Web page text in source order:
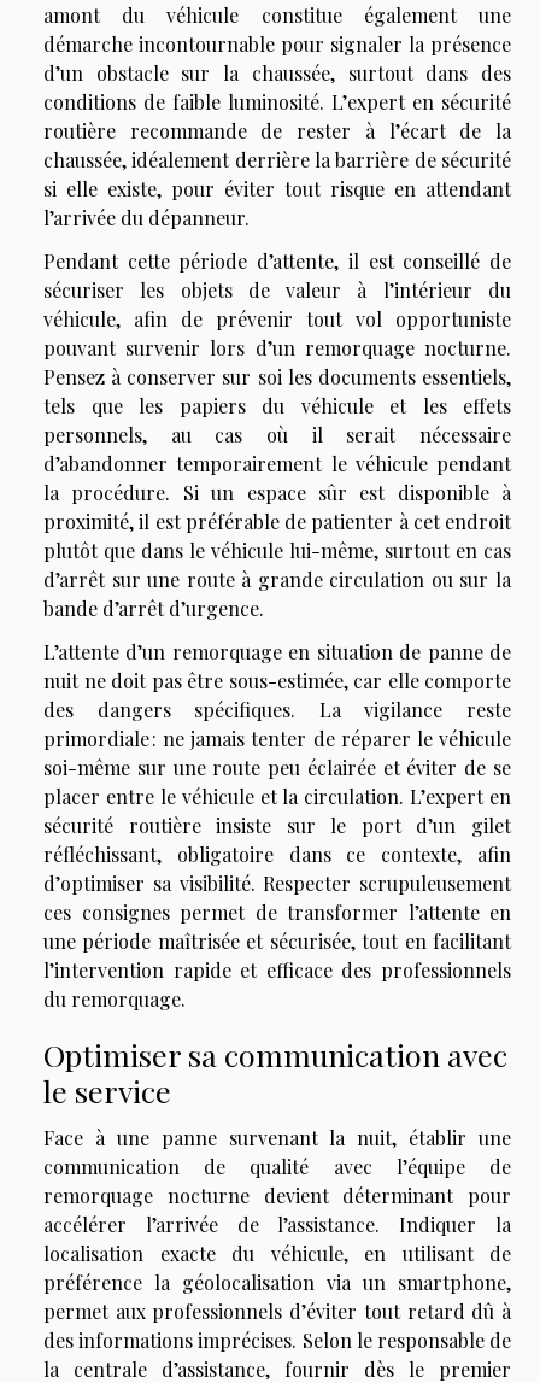
amont du véhicule constitue également une
démarche incontournable pour signaler la présence
d’un obstacle sur la chaussée, surtout dans des
conditions de faible luminosité. L’expert en sécurité
routière recommande de rester à l’écart de la
chaussée, idéalement derrière la barrière de sécurité
si elle existe, pour éviter tout risque en attendant
l’arrivée du dépanneur.
Pendant cette période d’attente, il est conseillé de
sécuriser les objets de valeur à l’intérieur du
véhicule, afin de prévenir tout vol opportuniste
pouvant survenir lors d’un remorquage nocturne.
Pensez à conserver sur soi les documents essentiels,
tels que les papiers du véhicule et les effets
personnels, au cas où il serait nécessaire
d’abandonner temporairement le véhicule pendant
la procédure. Si un espace sûr est disponible à
proximité, il est préférable de patienter à cet endroit
plutôt que dans le véhicule lui-même, surtout en cas
d’arrêt sur une route à grande circulation ou sur la
bande d’arrêt d’urgence.
L’attente d’un remorquage en situation de panne de
nuit ne doit pas être sous-estimée, car elle comporte
des dangers spécifiques. La vigilance reste
primordiale : ne jamais tenter de réparer le véhicule
soi-même sur une route peu éclairée et éviter de se
placer entre le véhicule et la circulation. L’expert en
sécurité routière insiste sur le port d’un gilet
réfléchissant, obligatoire dans ce contexte, afin
d’optimiser sa visibilité. Respecter scrupuleusement
ces consignes permet de transformer l’attente en
une période maîtrisée et sécurisée, tout en facilitant
l’intervention rapide et efficace des professionnels
du remorquage.
Optimiser sa communication avec
le service
Face à une panne survenant la nuit, établir une
communication de qualité avec l’équipe de
remorquage nocturne devient déterminant pour
accélérer l’arrivée de l’assistance. Indiquer la
localisation exacte du véhicule, en utilisant de
préférence la géolocalisation via un smartphone,
permet aux professionnels d’éviter tout retard dû à
des informations imprécises. Selon le responsable de
la centrale d’assistance, fournir dès le premier